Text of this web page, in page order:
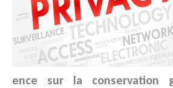
ence sur la conservation